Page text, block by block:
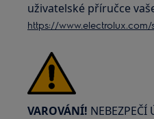
uživatelské příručce
https://
VAROVÁNÍ! NEBEZPEČÍ